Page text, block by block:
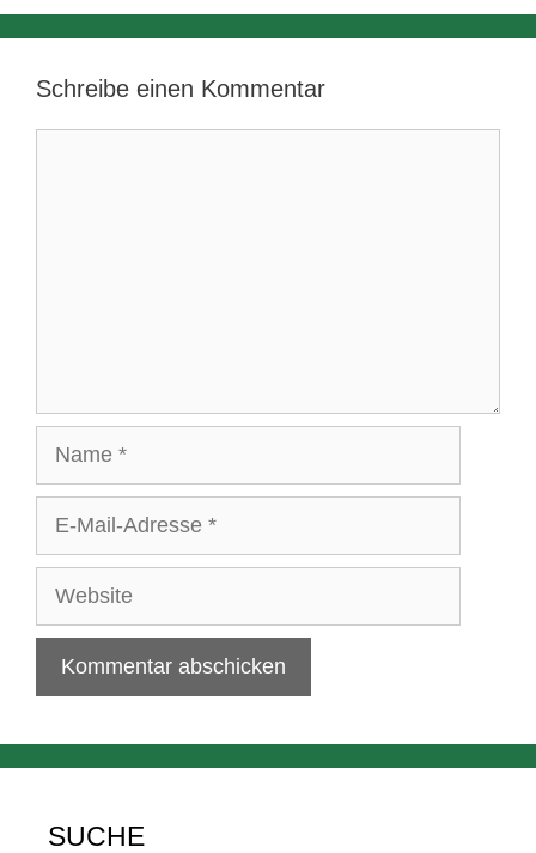
Schreibe einen Kommentar
Adresse
Website
SUCHE